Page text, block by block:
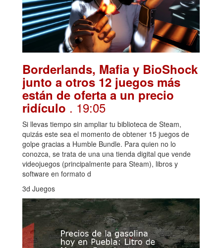
Borderlands, Mafia y BioShock
junto a otros 12 juegos más
están de oferta a un precio
ridículo . 19:05
Si llevas tiempo sin ampliar tu biblioteca de Steam,
quizás este sea el momento de obtener 15 juegos de
golpe gracias a Humble Bundle. Para quien no lo
conozca, se trata de una una tienda digital que vende
videojuegos (principalmente para Steam), libros y
software en formato d
3d Juegos